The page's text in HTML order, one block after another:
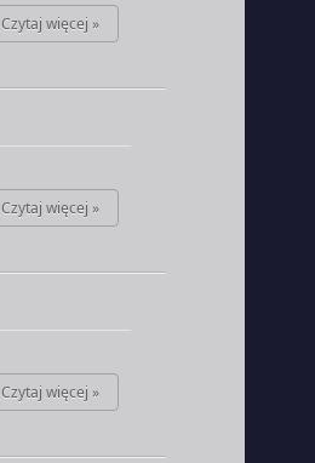
Czytaj więcej »
Czytaj więcej »
Czytaj więcej »